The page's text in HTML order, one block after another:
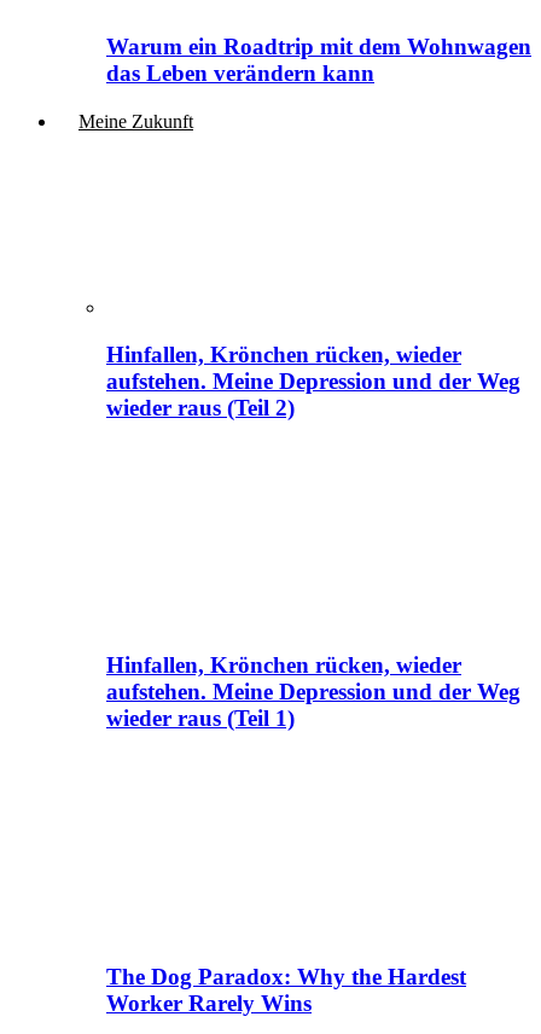
Warum ein Roadtrip mit dem Wohnwagen
das Leben verändern kann
Meine Zukunft
Hinfallen, Krönchen rücken, wieder
aufstehen. Meine Depression und der Weg
wieder raus (Teil 2)
Hinfallen, Krönchen rücken, wieder
aufstehen. Meine Depression und der Weg
wieder raus (Teil 1)
The Dog Paradox: Why the Hardest
Worker Rarely Wins